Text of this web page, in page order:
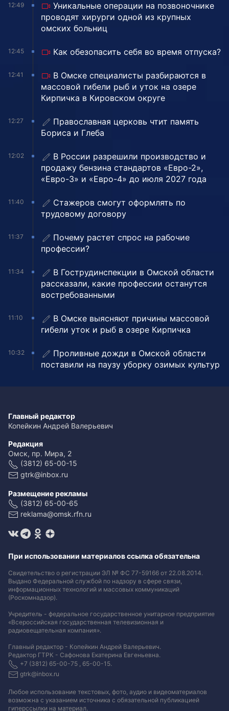
12:49
Уникальные операции на позвоночнике
проводят хирурги одной из крупных
омских больниц
12:45 Как обезопасить себя во время отпуска?
12:41
В Омске специалисты разбираются в
массовой гибели рыб и уток на озере
Кирпичка в Кировском округе
12:27
Православная церковь чтит память
Бориса и Глеба
12:02
В России разрешили производство и
продажу бензина стандартов «Евро-2»,
«Евро-3» и «Евро-4» до июля 2027 года
11:40
Стажеров смогут оформлять по
трудовому договору
11:37
Почему растет спрос на рабочие
профессии?
11:34
В Гострудинспекции в Омской области
рассказали, какие профессии останутся
востребованными
11:10
В Омске выясняют причины массовой
гибели уток и рыб в озере Кирпичка
10:32
Проливные дожди в Омской области
поставили на паузу уборку озимых культур
Главный редактор
Копейкин Андрей Валерьевич
Редакция
Омск, пр. Мира, 2
(3812) 65-00-15
gtrk@inbox.ru
Размещение рекламы
(3812) 65-00-65
reklama@omsk.rfn.ru
При использовании материалов ссылка обязательна
Свидетельство о регистрации ЭЛ № ФС 77-59166 от 22.08.2014.
Выдано Федеральной службой по надзору в сфере связи,
информационных технологий и массовых коммуникаций
(Роскомнадзор).
Учредитель - федеральное государственное унитарное предприятие
«Всероссийская государственная телевизионная и
радиовещательная компания».
Главный редактор - Копейкин Андрей Валерьевич.
Редактор ГТРК - Сафонова Екатерина Евгеньевна.
+7 (3812) 65-00-75 , 65-00-15.
gtrk@inbox.ru
Любое использование текстовых, фото, аудио и видеоматериалов
возможна с указанием источника с обязательной публикацией
гиперссылки на материал.